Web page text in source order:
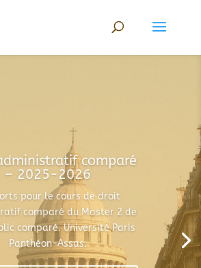
comparé
– 2025-2026
pour le cours de droit
comparé du Master 2 de
comparé. Université Paris
Panthéon-Assas.